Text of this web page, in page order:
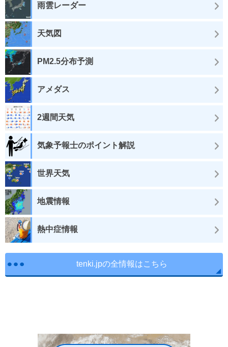
雨雲レーダー
天気図
PM2.5分布予測
アメダス
2週間天気
気象予報士のポイント解説
世界天気
地震情報
熱中症情報
tenki.jpの全情報はこちら